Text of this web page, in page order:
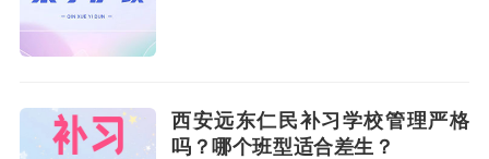
西安远东仁民补习学校管理严格
吗？哪个班型适合差生？